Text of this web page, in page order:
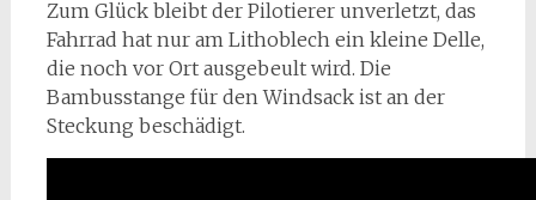
Zum Glück bleibt der Pilotierer unverletzt, das
Fahrrad hat nur am Lithoblech ein kleine Delle,
die noch vor Ort ausgebeult wird. Die
Bambusstange für den Windsack ist an der
Steckung beschädigt.